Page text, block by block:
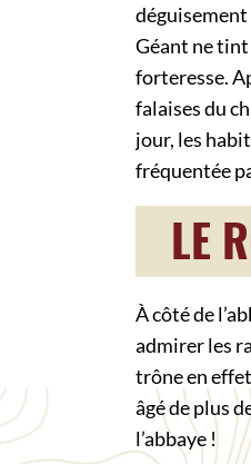
déguisement
Géant ne tint
forteresse.
falaises du
jour, les
fréquentée
LE
À côté de
admirer les
trône en
âgé de plus
l’abbaye !